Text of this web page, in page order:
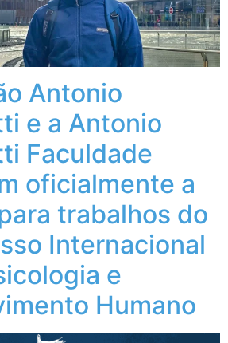
Antonio
e a Antonio
Faculdade
oficialmente a
trabalhos do
Internacional
e
Humano